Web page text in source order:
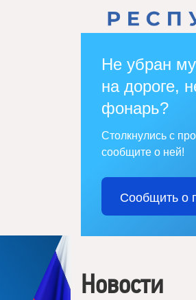
Не убран
на дороге,
фонарь?
Столкнулись с
сообщите о ней!
Сообщить о
Новости